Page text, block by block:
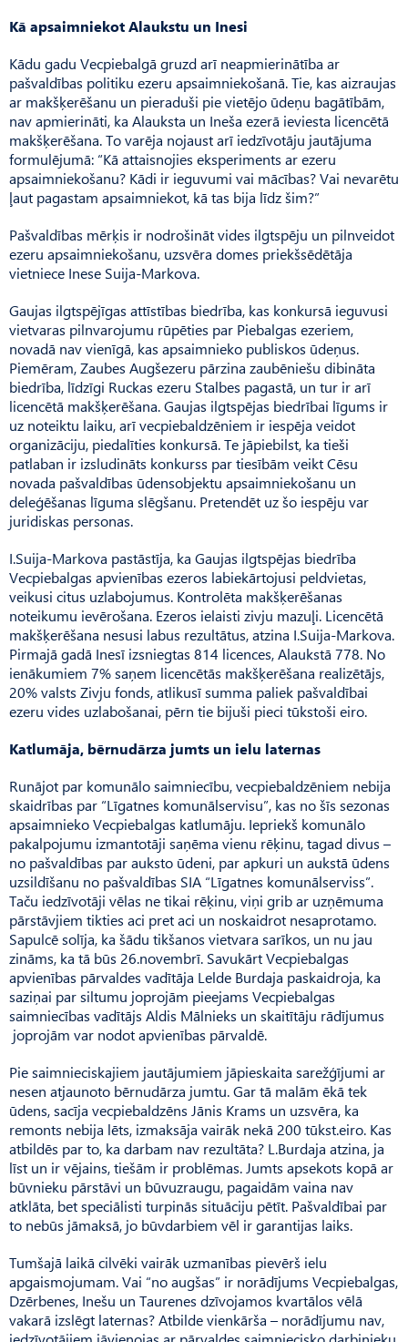
Kā apsaimniekot Alaukstu un Inesi
Kādu gadu Vecpiebalgā gruzd arī neapmierinātība ar
pašvaldības politiku ezeru apsaimniekošanā. Tie, kas aizraujas
ar makšķerēšanu un pieraduši pie vietējo ūdeņu bagātībām,
nav apmierināti, ka Alauksta un Ineša ezerā ieviesta licencētā
makšķerēšana. To varēja nojaust arī iedzīvotāju jautājuma
formulējumā: “Kā attaisnojies eksperiments ar ezeru
apsaimniekošanu? Kādi ir ieguvumi vai mācības? Vai nevarētu
ļaut pagastam apsaimniekot, kā tas bija līdz šim?”
Pašvaldības mērķis ir nodrošināt vides ilgtspēju un pilnveidot
ezeru apsaimniekošanu, uzsvēra domes priekšsēdētāja
vietniece Inese Suija-Markova.
Gaujas ilgtspējīgas attīstības biedrība, kas konkursā ieguvusi
vietvaras pilnvarojumu rūpēties par Piebalgas ezeriem,
novadā nav vienīgā, kas apsaimnieko publiskos ūdeņus.
Piemēram, Zaubes Augšezeru pārzina zaubēniešu dibināta
biedrība, līdzīgi Ruckas ezeru Stalbes pagastā, un tur ir arī
licencētā makšķerēšana. Gaujas ilgtspējas biedrībai līgums ir
uz noteiktu laiku, arī vecpiebaldzēniem ir iespēja veidot
organizāciju, piedalīties konkursā. Te jāpiebilst, ka tieši
patlaban ir izsludināts konkurss par tiesībām veikt Cēsu
novada pašvaldības ūdensobjektu apsaimniekošanu un
deleģēšanas līguma slēgšanu. Pretendēt uz šo iespēju var
juridiskas personas.
I.Suija-Markova pastāstīja, ka Gaujas ilgtspējas biedrība
Vecpiebalgas apvienības ezeros labiekārtojusi peldvietas,
veikusi citus uzlabojumus. Kontrolēta makšķerēšanas
noteikumu ievērošana. Ezeros ielaisti zivju mazuļi. Licencētā
makšķerēšana nesusi labus rezultātus, atzina I.Suija-Markova.
Pirmajā gadā Inesī izsniegtas 814 licences, Alaukstā 778. No
ienākumiem 7% saņem licencētās makšķerēšana realizētājs,
20% valsts Zivju fonds, atlikusī summa paliek paš­valdībai
ezeru vides uzlabošanai, pērn tie bijuši pieci tūkstoši eiro.
Katlumāja, bērnudārza jumts un ielu laternas
Runājot par komunālo saimniecību, vecpiebaldzēniem nebija
skaidrības par “Līgatnes komunālservisu”, kas no šīs sezonas
apsaimnieko Vecpiebalgas katlumāju. Iepriekš komunālo
pakalpojumu izmantotāji saņēma vienu rēķinu, tagad divus –
no paš­valdības par auksto ūdeni, par apkuri un aukstā ūdens
uzsildīšanu no pašvaldības SIA “Līgatnes komunālserviss”.
Taču iedzīvotāji vēlas ne tikai rēķinu, viņi grib ar uzņēmuma
pārstāvjiem tikties aci pret aci un noskaidrot nesaprotamo.
Sapulcē solīja, ka šādu tikšanos vietvara sarīkos, un nu jau
zināms, ka tā būs 26.novembrī. Savukārt Vecpiebalgas
apvienības pārvaldes vadītāja Lelde Burdaja paskaidroja, ka
saziņai par siltumu joprojām pieejams Vecpiebalgas
saimniecības vadītājs Aldis Mālnieks un skaitītāju rādījumus
joprojām var nodot apvienības pārvaldē.
Pie saimnieciskajiem jautājumiem jāpieskaita sarežģījumi ar
nesen atjaunoto bērnudārza jumtu. Gar tā malām ēkā tek
ūdens, sacīja vecpiebaldzēns Jānis Krams un uzsvēra, ka
remonts nebija lēts, izmaksāja vairāk nekā 200 tūkst.eiro. Kas
atbildēs par to, ka darbam nav rezultāta? L.Burdaja atzina, ja
līst un ir vējains, tiešām ir problēmas. Jumts apsekots kopā ar
būvnieku pārstāvi un būvuzraugu, pagaidām vaina nav
atklāta, bet speciālisti turpinās situāciju pētīt. Paš­valdībai par
to nebūs jāmaksā, jo būvdarbiem vēl ir garantijas laiks.
Tumšajā laikā cilvēki vairāk uzmanības pievērš ielu
apgaismojumam. Vai “no augšas” ir norādījums Vecpiebalgas,
Dzēr­benes, Inešu un Taurenes dzīvojamos kvartālos vēlā
vakarā izslēgt laternas? Atbilde vienkārša – norādījumu nav,